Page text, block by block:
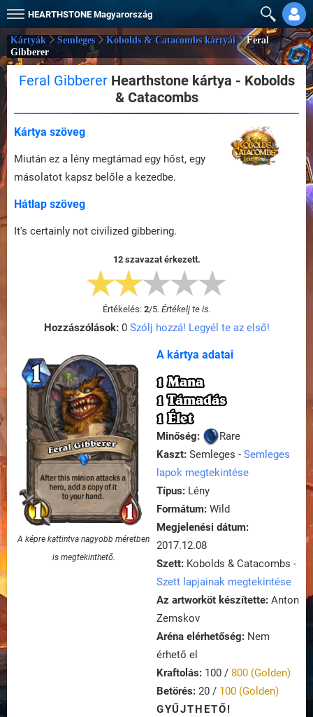
HEARTHSTONE Magyarország
Kártyák Semleges Kobolds & Catacombs kártyái
Feral
Gibberer
Feral GibbererHearthstone kártya - Kobolds
& Catacombs
Kártya szöveg
Miután ez a lény megtámad egy hőst, egy
másolatot kapsz belőle a kezedbe.
Hátlap szöveg
It's certainly not civilized gibbering.
12 szavazat érkezett.
Értékelés: 2/5. Értékelj te is.
Hozzászólások:0 Szólj hozzá! Legyél te az első!
A képre kattintva nagyobb méretben
is megtekinthető.
A kártya adatai
1 Mana
1 Támadás
1 Élet
Minőség:
Rare
Kaszt: Semleges - Semleges
lapok megtekintése
Típus: Lény
Formátum: Wild
Megjelenési dátum:
2017.12.08
Szett: Kobolds & Catacombs -
Szett lapjainak megtekintése
Az artworköt készítette: Anton
Zemskov
Aréna elérhetőség: Nem
érhető el
Kraftolás: 100 / 800 (Golden)
Betörés: 20 / 100 (Golden)
GYŰJTHETŐ!